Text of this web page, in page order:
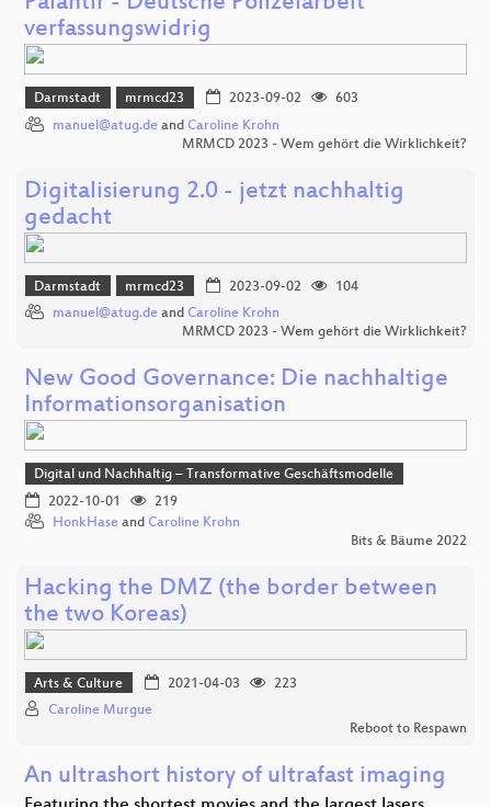
verfassungswidrig
Darmstadt mrmcd23 2023-09-02
603
manuel@atug.de and Caroline Krohn
MRMCD 2023 - Wem gehört die Wirklichkeit?
Digitalisierung 2.0 - jetzt nachhaltig
gedacht
Darmstadt mrmcd23 2023-09-02
104
manuel@atug.de and Caroline Krohn
MRMCD 2023 - Wem gehört die Wirklichkeit?
New Good Governance: Die nachhaltige
Informationsorganisation
Digital und Nachhaltig – Transformative Geschäftsmodelle
2022-10-01
219
HonkHase and Caroline Krohn
Bits & Bäume 2022
Hacking the DMZ (the border between
the two Koreas)
Arts & Culture 2021-04-03
223
Caroline Murgue
Reboot to Respawn
An ultrashort history of ultrafast imaging